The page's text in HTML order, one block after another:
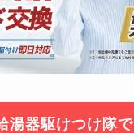
湯器駆けつけ隊で